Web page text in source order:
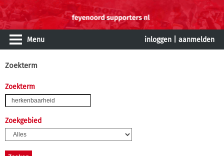
Menu inloggen aanmelden
Zoekterm
Zoekterm
Zoekgebied